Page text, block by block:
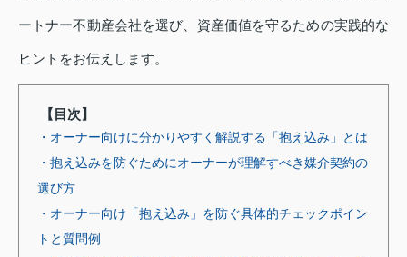
ートナー不動産会社を選び、資産価値を守るための実践的な
ヒントをお伝えします。
【目次】
・オーナー向けに分かりやすく解説する「抱え込み」とは
・抱え込みを防ぐためにオーナーが理解すべき媒介契約の
選び方
・オーナー向け「抱え込み」を防ぐ具体的チェックポイン
トと質問例